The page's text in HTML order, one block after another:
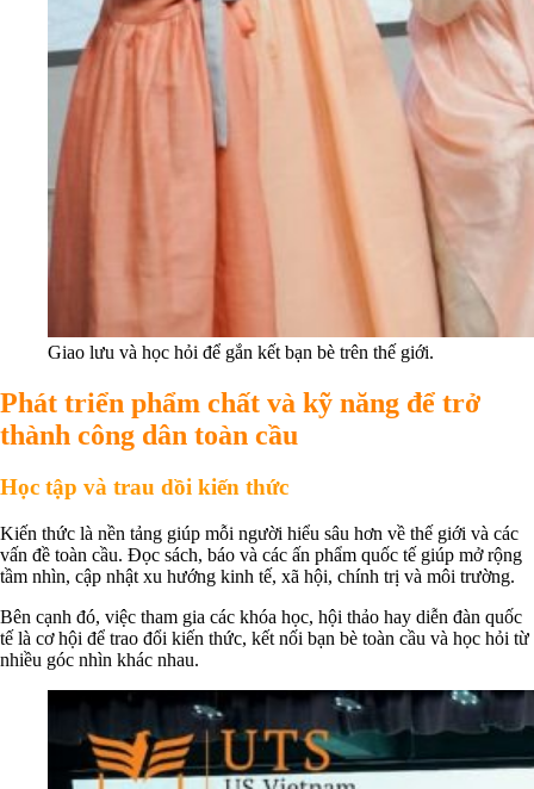
Giao lưu và học hỏi để gắn kết bạn bè trên thế giới.
Phát triển phẩm chất và kỹ năng để trở
thành công dân toàn cầu
Học tập và trau dồi kiến thức
Kiến thức là nền tảng giúp mỗi người hiểu sâu hơn về thế giới và các
vấn đề toàn cầu. Đọc sách, báo và các ấn phẩm quốc tế giúp mở rộng
tầm nhìn, cập nhật xu hướng kinh tế, xã hội, chính trị và môi trường.
Bên cạnh đó, việc tham gia các khóa học, hội thảo hay diễn đàn quốc
tế là cơ hội để trao đổi kiến thức, kết nối bạn bè toàn cầu và học hỏi từ
nhiều góc nhìn khác nhau.